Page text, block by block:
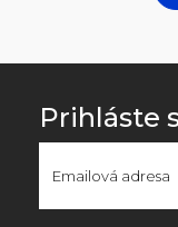
Prihláste